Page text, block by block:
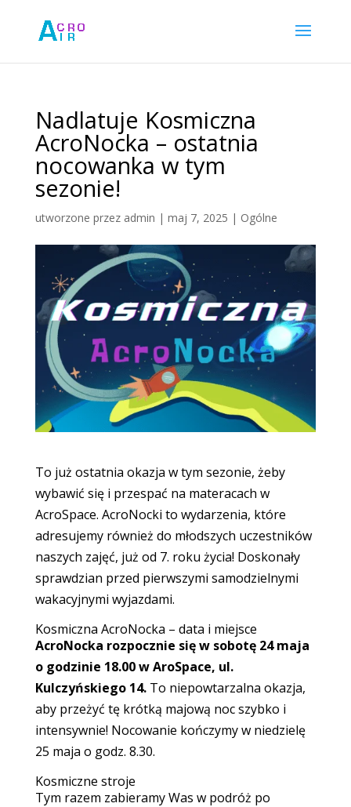
Nadlatuje Kosmiczna
AcroNocka – ostatnia
nocowanka w tym
sezonie!
utworzone przez admin | maj 7, 2025 | Ogólne
To już ostatnia okazja w tym sezonie, żeby
wybawić się i przespać na materacach w
AcroSpace. AcroNocki to wydarzenia, które
adresujemy również do młodszych uczestników
naszych zajęć, już od 7. roku życia! Doskonały
sprawdzian przed pierwszymi samodzielnymi
wakacyjnymi wyjazdami.
Kosmiczna AcroNocka – data i miejsce
AcroNocka rozpocznie się w sobotę 24 maja
o godzinie 18.00 w AroSpace, ul.
Kulczyńskiego 14.To niepowtarzalna okazja,
aby przeżyć tę krótką majową noc szybko i
intensywnie! Nocowanie kończymy w niedzielę
25 maja o godz. 8.30.
Kosmiczne stroje
Tym razem zabieramy Was w podróż po